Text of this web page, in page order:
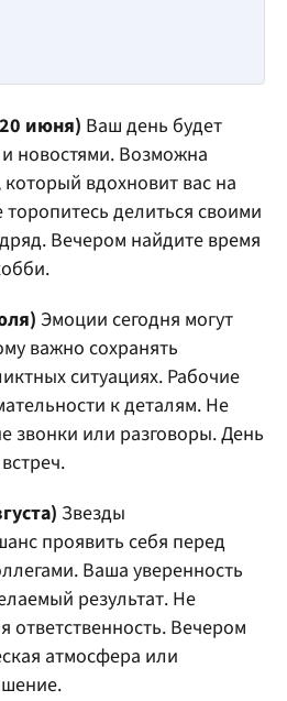
июня) Ваш день будет
новостями. Возможна
вдохновит вас на
делиться своими
Вечером найдите время
Эмоции сегодня могут
важно сохранять
ситуациях. Рабочие
к деталям. Не
звонки или разговоры. День
Звезды
проявить себя перед
Ваша уверенность
результат. Не
ответственность. Вечером
атмосфера или